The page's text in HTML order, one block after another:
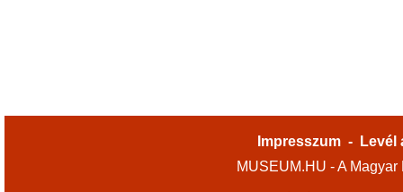
Impresszum -
Levél
MUSEUM.HU - A